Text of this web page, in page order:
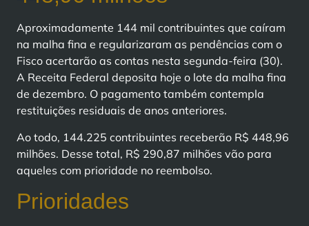
Aproximadamente 144 mil contribuintes que caíram
na malha fina e regularizaram as pendências com o
Fisco acertarão as contas nesta segunda-feira (30).
A Receita Federal deposita hoje o lote da malha fina
de dezembro. O pagamento também contempla
restituições residuais de anos anteriores.
Ao todo, 144.225 contribuintes receberão R$ 448,96
milhões. Desse total, R$ 290,87 milhões vão para
aqueles com prioridade no reembolso.
Prioridades